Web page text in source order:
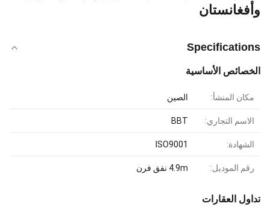
وأفغانستان
Specifications
الخصائص الأساسية
مكان المنشأ: الصين
الاسم التجاري: BBT
الشهادة: ISO9001
رقم الموديل: 4.9m نفق فرن
تداول العقارات